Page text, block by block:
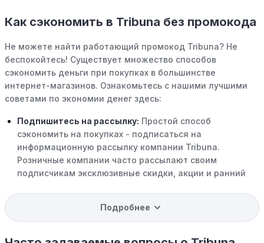
Как сэкономить в Tribuna без промокода
Не можете найти работающий промокод Tribuna? Не
беспокойтесь! Существует множество способов
сэкономить деньги при покупках в большинстве
интернет-магазинов. Ознакомьтесь с нашими лучшими
советами по экономии денег здесь:
Подпишитесь на рассылку: Простой способ
сэкономить на покупках - подписаться на
информационную рассылку компании Tribuna.
Розничные компании часто рассылают своим
подписчикам эксклюзивные скидки, акции и ранний
Программы вознаграждений: Скорее всего, в
компании Tribuna есть программы поощрения,
Подробнее